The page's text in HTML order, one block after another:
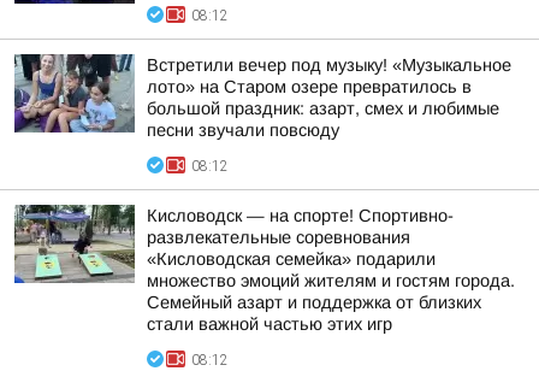
08:12
Встретили вечер под музыку! «Музыкальное
лото» на Старом озере превратилось в
большой праздник: азарт, смех и любимые
песни звучали повсюду
08:12
Кисловодск — на спорте! Спортивно-
развлекательные соревнования
«Кисловодская семейка» подарили
множество эмоций жителям и гостям города.
Семейный азарт и поддержка от близких
стали важной частью этих игр
08:12